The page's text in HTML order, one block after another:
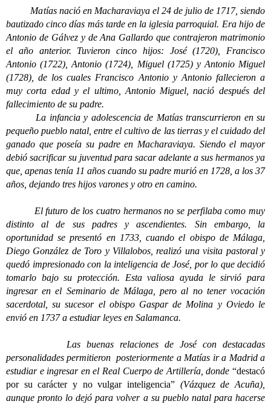
Matías nació en Macharaviaya el 24 de julio de 1717, siendo
bautizado cinco días más tarde en la iglesia parroquial. Era hijo de
Antonio de Gálvez y de Ana Gallardo que contrajeron matrimonio
el año anterior. Tuvieron cinco hijos: José (1720), Francisco
Antonio (1722), Antonio (1724), Miguel (1725) y Antonio Miguel
(1728), de los cuales Francisco Antonio y Antonio fallecieron a
muy corta edad y el ultimo, Antonio Miguel, nació después del
fallecimiento de su padre.
La infancia y adolescencia de Matías transcurrieron en su
pequeño pueblo natal, entre el cultivo de las tierras y el cuidado del
ganado que poseía su padre en Macharaviaya. Siendo el mayor
debió sacrificar su juventud para sacar adelante a sus hermanos ya
que, apenas tenía 11 años cuando su padre murió en 1728, a los 37
años, dejando tres hijos varones y otro en camino.
El futuro de los cuatro hermanos no se perfilaba como muy
distinto al de sus padres y ascendientes. Sin embargo, la
oportunidad se presentó en 1733, cuando el obispo de Málaga,
Diego González de Toro y Villalobos, realizó una visita pastoral y
quedó impresionado con la inteligencia de José, por lo que decidió
tomarlo bajo su protección. Esta valiosa ayuda le sirvió para
ingresar en el Seminario de Málaga, pero al no tener vocación
sacerdotal, su sucesor el obispo Gaspar de Molina y Oviedo le
envió en 1737 a estudiar leyes en Salamanca.
Las buenas relaciones de José con destacadas
personalidades permitieron posteriormente a Matías ir a Madrid a
estudiar e ingresar en el Real Cuerpo de Artillería, donde “destacó
por su carácter y no vulgar inteligencia” (Vázquez de Acuña),
aunque pronto lo dejó para volver a su pueblo natal para hacerse